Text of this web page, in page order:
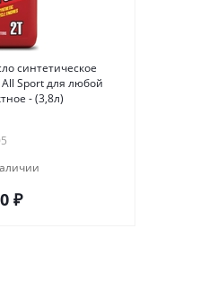
синтетическое
Sport для любой
тактное - (3,8л)
₽